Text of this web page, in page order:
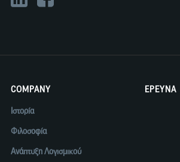
COMPANY
Ιστορία
Φιλοσοφία
Ανάπτυξη Λογισμικού
ΕΡΕΥΝΑ